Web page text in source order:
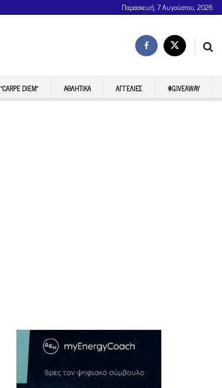
Παρασκευή, 7 Αυγούστου, 2026
“CARPE DIEM” ΑΘΛΗΤΙΚΆ ΑΓΓΕΛΊΕΣ #GIVEAWAY